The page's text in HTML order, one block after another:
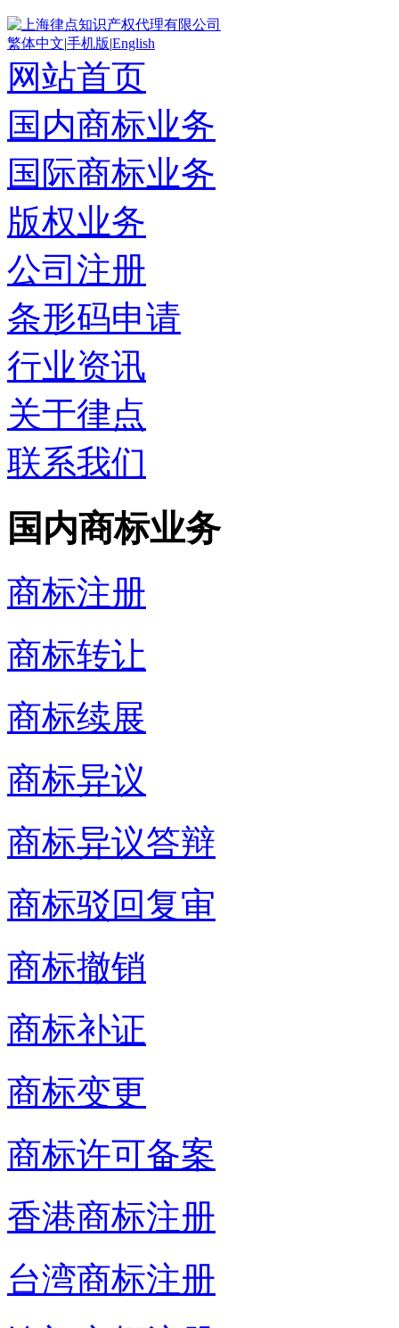
繁体中文|手机版|English
网站首页
国内商标业务
国际商标业务
版权业务
公司注册
条形码申请
行业资讯
关于律点
联系我们
国内商标业务
商标注册
商标转让
商标续展
商标异议
商标异议答辩
商标驳回复审
商标撤销
商标补证
商标变更
商标许可备案
香港商标注册
台湾商标注册